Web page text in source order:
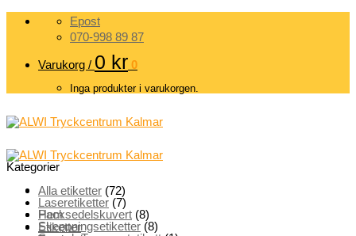
Skip
Epost
070-998 89 87
Varukorg / 0 kr 0
Inga produkter i varukorgen.
Hem
Etiketter
Kategorier
Alla etiketter (72)
Laseretiketter (7)
Packsedelskuvert (8)
Skeppningsetiketter (8)